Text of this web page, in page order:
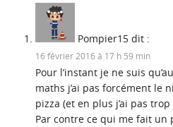
Pompier15 dit :
16 février 2016 à 17 h 59 min
Pour l’instant je ne suis
maths j’ai pas forcément le
pizza (et en plus j’ai pas
Par contre ce qui me fait un